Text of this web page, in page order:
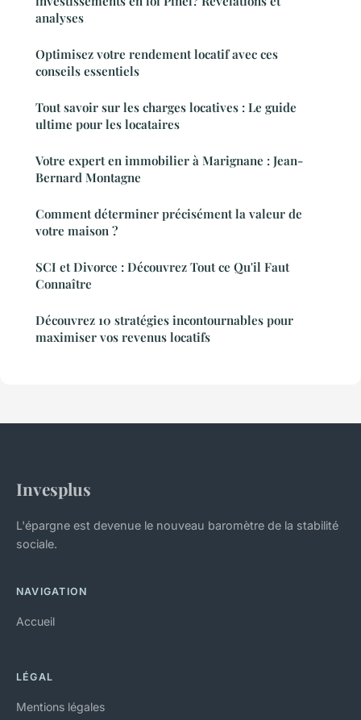
analyses
Optimisez votre rendement locatif avec ces
conseils essentiels
Tout savoir sur les charges locatives : Le guide
ultime pour les locataires
Votre expert en immobilier à Marignane : Jean-
Bernard Montagne
Comment déterminer précisément la valeur de
votre maison ?
SCI et Divorce : Découvrez Tout ce Qu'il Faut
Connaître
Découvrez 10 stratégies incontournables pour
maximiser vos revenus locatifs
Invesplus
L'épargne est devenue le nouveau baromètre de la stabilité
sociale.
NAVIGATION
Accueil
LÉGAL
Mentions légales